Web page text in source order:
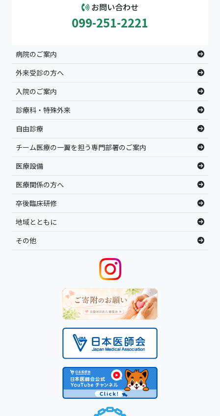
お問い合わせ
099-251-2221
病院のご案内
外来受診の方へ
入院のご案内
診療科・特殊外来
自由診療
チーム医療の一翼を担う専門部署のご案内
医療設備
医療関係の方へ
卒後臨床研修
地域とともに
その他